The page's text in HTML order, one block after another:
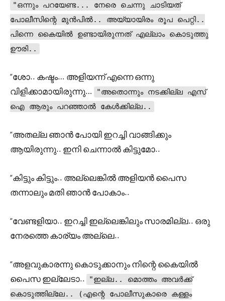
"ഒന്നും പറയേണ്ട... നേരെ ചെന്നു ചാടിയത്
പോലീസിന്റെ മുൻപിൽ.. അയ്യായിരം രൂപ പെറ്റി..
പിന്നെ കൈയിൽ ഉണ്ടായിരുന്നത് എല്ലാം കൊടുത്തു
ഊരി..
“ശോ.. കഷ്ടം… അളിയന്ന് എന്നെ ഒന്നു
വിളിക്കാമായിരുന്നു…
"അതൊന്നും നടക്കില്ല എസ്
ഐ ആരും പറഞ്ഞാൽ കേൾക്കില്ല..
“അതല്ല ഞാൻ പോയി ഇറച്ചി വാങ്ങിക്കും
ആയിരുന്നു.. ഇനി ചെന്നാൽ കിട്ടുമോ..
“കിട്ടും കിട്ടും.. അല്ലെങ്കിൽ അളിയൻ പൈസ
തന്നാലും മതി ഞാൻ പോകാം..
“വേണ്ടളിയാ.. ഇറച്ചി ഇല്ലെങ്കിലും സാരമില്ല.. ഒരു
നേരത്തെ കാര്യം അല്ലെ..
“അളവുകാരന്നു കൊടുക്കാനും നിന്റെ കൈയിൽ
പൈസ ഇല്ലേടാ..
"ഇല്ല.. മൊത്തം അവർക്ക്
കൊടുത്തില്ലേ.. (എന്റെ പോലീസുകാരെ കള്ളം